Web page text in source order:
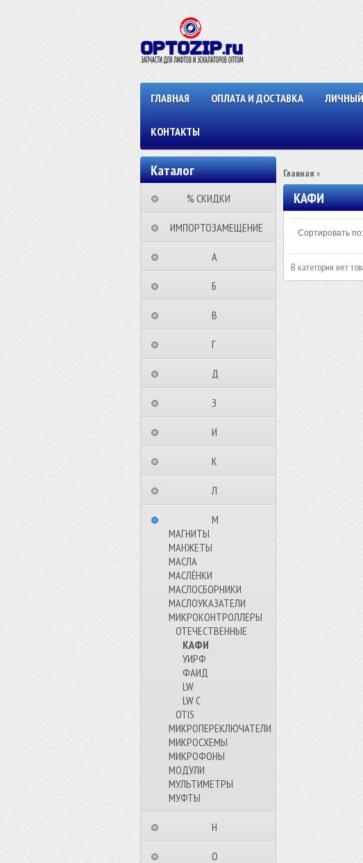
ГЛАВНАЯ ОПЛАТА И ДОСТАВКА
КОНТАКТЫ
Каталог
⠀⠀⠀% СКИДКИ⠀⠀⠀⠀
⠀ИМПОРТОЗАМЕЩЕНИЕ
⠀⠀⠀⠀⠀⠀А⠀⠀⠀⠀⠀⠀⠀
⠀⠀⠀⠀⠀⠀Б⠀⠀⠀⠀⠀⠀⠀
⠀⠀⠀⠀⠀⠀В⠀⠀⠀⠀⠀⠀⠀
⠀⠀⠀⠀⠀⠀Г⠀⠀⠀⠀⠀⠀⠀
⠀⠀⠀⠀⠀⠀Д⠀⠀⠀⠀⠀⠀⠀
⠀⠀⠀⠀⠀⠀З⠀⠀⠀⠀⠀⠀⠀
⠀⠀⠀⠀⠀⠀И⠀⠀⠀⠀⠀⠀⠀
⠀⠀⠀⠀⠀⠀К⠀⠀⠀⠀⠀⠀⠀
⠀⠀⠀⠀⠀⠀Л⠀⠀⠀⠀⠀⠀⠀
⠀⠀⠀⠀⠀⠀М⠀⠀⠀⠀⠀⠀⠀
МАГНИТЫ
МАНЖЕТЫ
МАСЛА
МАСЛЁНКИ
МАСЛОСБОРНИКИ
МАСЛОУКАЗАТЕЛИ
МИКРОКОНТРОЛЛЕРЫ
ОТЕЧЕСТВЕННЫЕ
КАФИ
УИРФ
ФАИД
LW
LW C
OTIS
МИКРОПЕРЕКЛЮЧАТЕЛИ
МИКРОСХЕМЫ
МИКРОФОНЫ
МОДУЛИ
МУЛЬТИМЕТРЫ
МУФТЫ
⠀⠀⠀⠀⠀⠀Н⠀⠀⠀⠀⠀⠀⠀
⠀⠀⠀⠀⠀⠀О⠀⠀⠀⠀⠀⠀⠀
Главная »
КАФИ
Сортировать по:
В категории нет